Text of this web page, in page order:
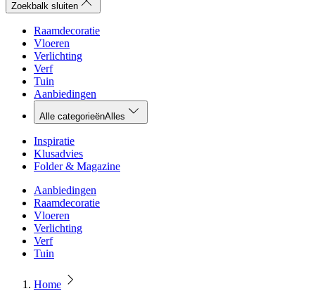
Zoekbalk sluiten
Raamdecoratie
Vloeren
Verlichting
Verf
Tuin
Aanbiedingen
Alle categorieënAlles
Inspiratie
Klusadvies
Folder & Magazine
Aanbiedingen
Raamdecoratie
Vloeren
Verlichting
Verf
Tuin
Home